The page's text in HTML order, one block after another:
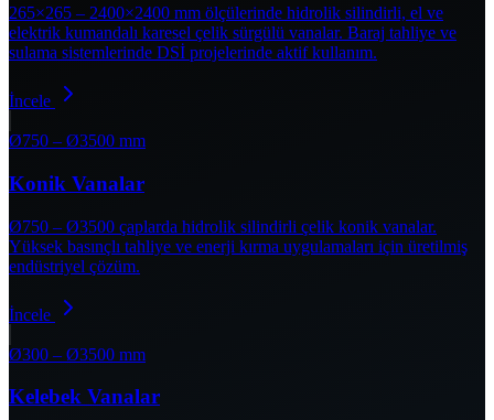
265×265 – 2400×2400 mm ölçülerinde hidrolik silindirli, el ve
elektrik kumandalı karesel çelik sürgülü vanalar. Baraj tahliye ve
sulama sistemlerinde DSİ projelerinde aktif kullanım.
İncele
Ø750 – Ø3500 mm
Konik Vanalar
Ø750 – Ø3500 çaplarda hidrolik silindirli çelik konik vanalar.
Yüksek basınçlı tahliye ve enerji kırma uygulamaları için üretilmiş
endüstriyel çözüm.
İncele
Ø300 – Ø3500 mm
Kelebek Vanalar